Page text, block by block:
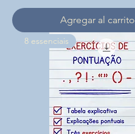
Agregar al carrito
8 essenciais